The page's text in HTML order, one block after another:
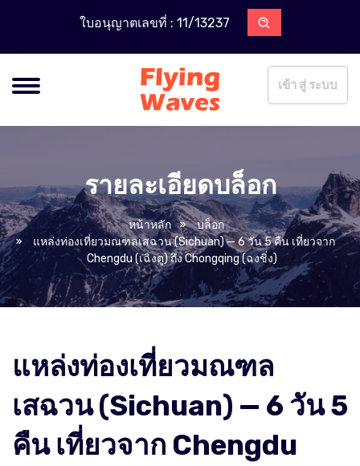
ใบอนุญาตเลขที่ : 11/13237
เข้า สู่ ระบบ
รายละเอียดบล็อก
หน้าหลัก
บล็อก
แหล่งท่องเที่ยวมณฑลเสฉวน (Sichuan) — 6 วัน 5 คืน เที่ยวจาก
Chengdu (เฉิงตู) ถึง Chongqing (ฉงชิ่ง)
แหล่งท่องเที่ยวมณฑล
เสฉวน (Sichuan) — 6 วัน 5
คืน เที่ยวจาก Chengdu